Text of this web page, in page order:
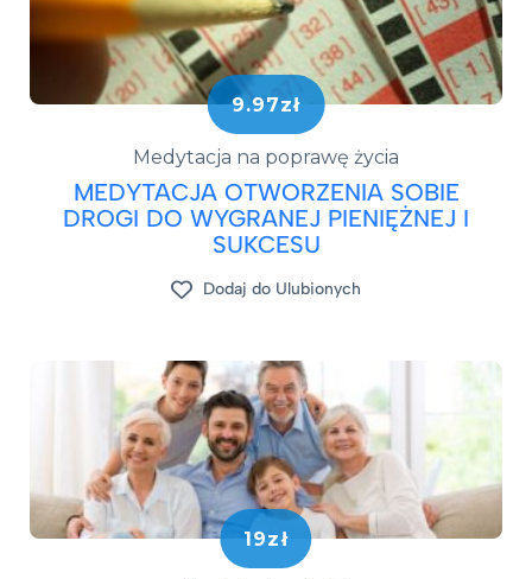
9.97zł
Medytacja na poprawę życia
MEDYTACJA OTWORZENIA SOBIE
DROGI DO WYGRANEJ PIENIĘŻNEJ I
SUKCESU
Dodaj do Ulubionych
19zł